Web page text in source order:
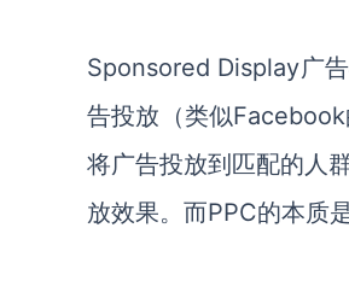
Sponsored Display广
告投放（类似
将广告投放到匹配的人
放效果。而PPC的本质